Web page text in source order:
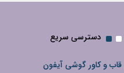
دسترسی سریع
قاب و کاور گوشی آیفون